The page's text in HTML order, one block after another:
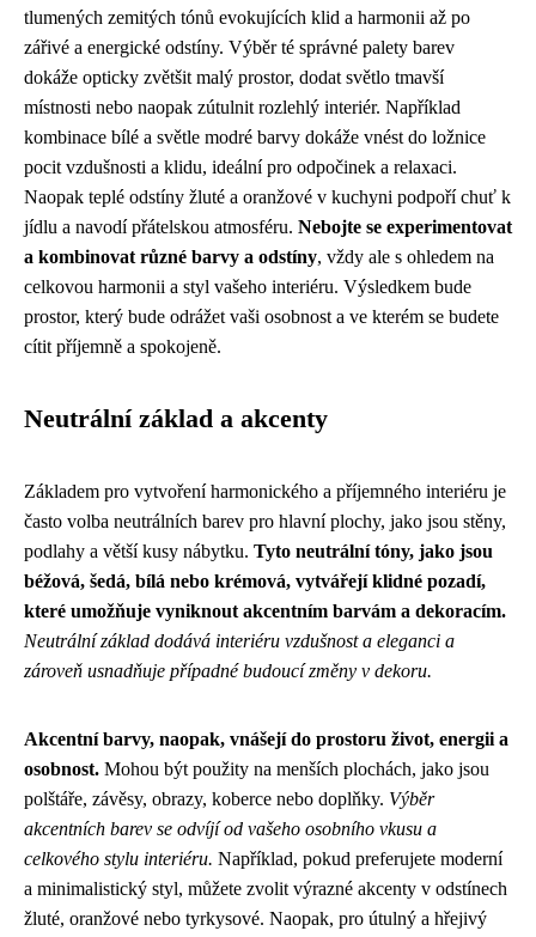
tlumených zemitých tónů evokujících klid a harmonii až po
zářivé a energické odstíny. Výběr té správné palety barev
dokáže opticky zvětšit malý prostor, dodat světlo tmavší
místnosti nebo naopak zútulnit rozlehlý interiér. Například
kombinace bílé a světle modré barvy dokáže vnést do ložnice
pocit vzdušnosti a klidu, ideální pro odpočinek a relaxaci.
Naopak teplé odstíny žluté a oranžové v kuchyni podpoří chuť k
jídlu a navodí přátelskou atmosféru. Nebojte se experimentovat
a kombinovat různé barvy a odstíny, vždy ale s ohledem na
celkovou harmonii a styl vašeho interiéru. Výsledkem bude
prostor, který bude odrážet vaši osobnost a ve kterém se budete
cítit příjemně a spokojeně.
Neutrální základ a akcenty
Základem pro vytvoření harmonického a příjemného interiéru je
často volba neutrálních barev pro hlavní plochy, jako jsou stěny,
podlahy a větší kusy nábytku. Tyto neutrální tóny, jako jsou
béžová, šedá, bílá nebo krémová, vytvářejí klidné pozadí,
které umožňuje vyniknout akcentním barvám a dekoracím.
Neutrální základ dodává interiéru vzdušnost a eleganci a
zároveň usnadňuje případné budoucí změny v dekoru.
Akcentní barvy, naopak, vnášejí do prostoru život, energii a
osobnost. Mohou být použity na menších plochách, jako jsou
polštáře, závěsy, obrazy, koberce nebo doplňky. Výběr
akcentních barev se odvíjí od vašeho osobního vkusu a
celkového stylu interiéru. Například, pokud preferujete moderní
a minimalistický styl, můžete zvolit výrazné akcenty v odstínech
žluté, oranžové nebo tyrkysové. Naopak, pro útulný a hřejivý